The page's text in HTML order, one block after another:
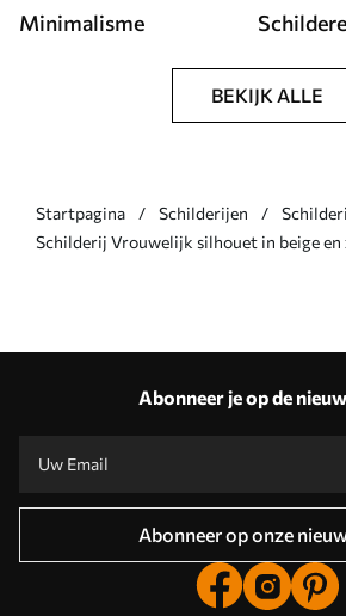
Minimalisme
BEKIJK ALLE
Startpagina Schilderijen
Schilderij Vrouwelijk silhouet in beige
Abonneer je op de
Abonneer op onze